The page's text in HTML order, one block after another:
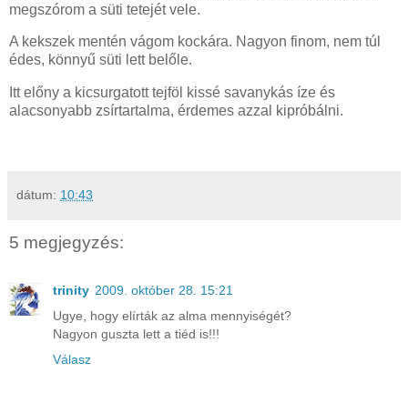
megszórom a süti tetejét vele.
A kekszek mentén vágom kockára. Nagyon finom, nem túl
édes, könnyű süti lett belőle.
Itt előny a kicsurgatott tejföl kissé savanykás íze és
alacsonyabb zsírtartalma, érdemes azzal kipróbálni.
dátum: 10:43
5 megjegyzés:
trinity 2009. október 28. 15:21
Ugye, hogy elírták az alma mennyiségét?
Nagyon guszta lett a tiéd is!!!
Válasz